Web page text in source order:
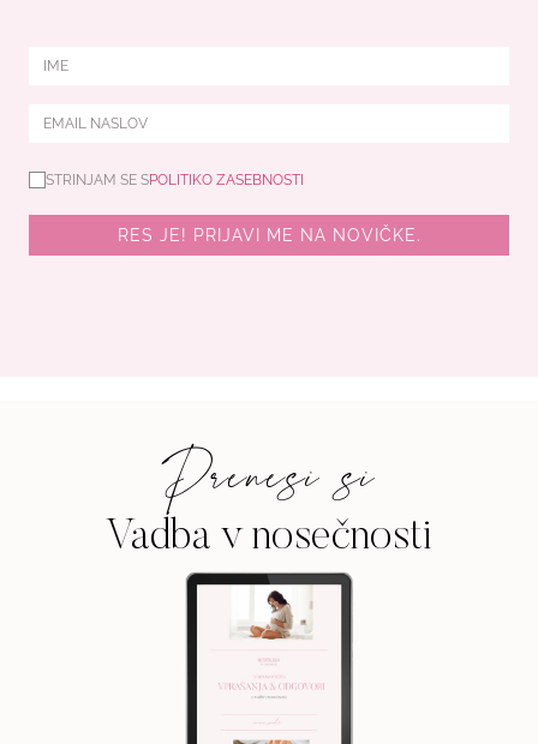
STRINJAM SE SPOLITIKO ZASEBNOSTI
RES JE! PRIJAVI ME NA NOVIČKE.
Prenesi si
Vadba v nosečnosti